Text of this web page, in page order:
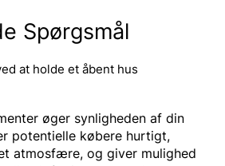
Spørgsmål
at holde et åbent hus
øger synligheden af din
potentielle købere hurtigt,
atmosfære, og giver mulighed